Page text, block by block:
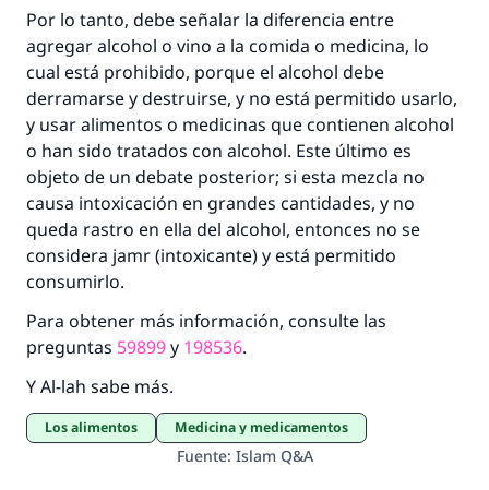
Por lo tanto, debe señalar la diferencia entre
agregar alcohol o vino a la comida o medicina, lo
cual está prohibido, porque el alcohol debe
derramarse y destruirse, y no está permitido usarlo,
y usar alimentos o medicinas que contienen alcohol
o han sido tratados con alcohol. Este último es
objeto de un debate posterior; si esta mezcla no
causa intoxicación en grandes cantidades, y no
queda rastro en ella del alcohol, entonces no se
considera jamr(intoxicante) y está permitido
consumirlo.
Para obtener más información, consulte las
preguntas 59899y 198536.
Y Al-lah sabe más.
Los alimentos Medicina y medicamentos
Fuente: Islam Q&A